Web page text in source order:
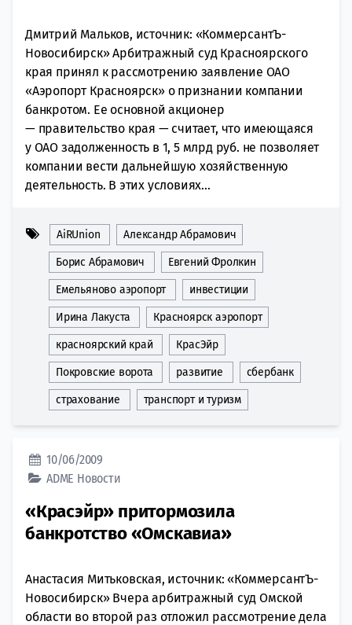
Дмитрий Мальков, источник: «КоммерсантЪ-
Новосибирск» Арбитражный суд Красноярского
края принял к рассмотрению заявление ОАО
«Аэропорт Красноярск» о признании компании
банкротом. Ее основной акционер
— правительство края — считает, что имеющаяся
у ОАО задолженность в 1, 5 млрд руб. не позволяет
компании вести дальнейшую хозяйственную
деятельность. В этих условиях...
AiRUnion Александр Абрамович
Борис Абрамович Евгений Фролкин
Емельяново аэропорт инвестиции
Ирина Лакуста Красноярск аэропорт
красноярский край КрасЭйр
Покровские ворота развитие сбербанк
страхование транспорт и туризм
10/06/2009
ADME Новости
«Красэйр» притормозила
банкротство «Омскавиа»
Анастасия Митьковская, источник: «КоммерсантЪ-
Новосибирск» Вчера арбитражный суд Омской
области во второй раз отложил рассмотрение дела